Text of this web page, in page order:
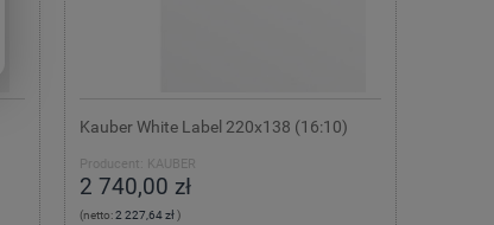
Kauber White Label 220x138 (16:10)
Producent: KAUBER
2 740,00 zł
(netto:2 227,64 zł)